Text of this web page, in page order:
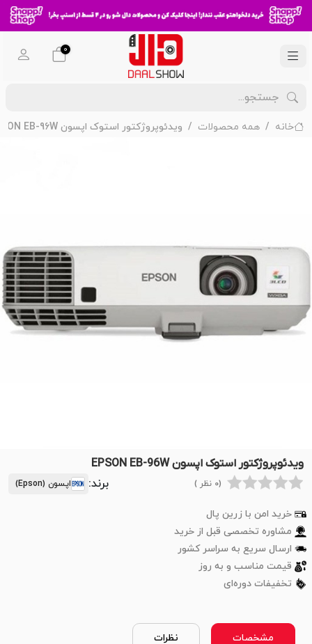
0
خانه همه محصولات ویدئوپروژکتور استوک اپسون EPSON EB-96W
ویدئوپروژکتور استوک اپسون EPSON EB-96W
(0 نظر ) برند: اپسون (Epson)
خرید امن با زرین پال
مشاوره تخصصی قبل از خرید
ارسال سریع به سراسر کشور
قیمت مناسب و به روز
تخفیفات دوره‌ای
مشخصات نظرات